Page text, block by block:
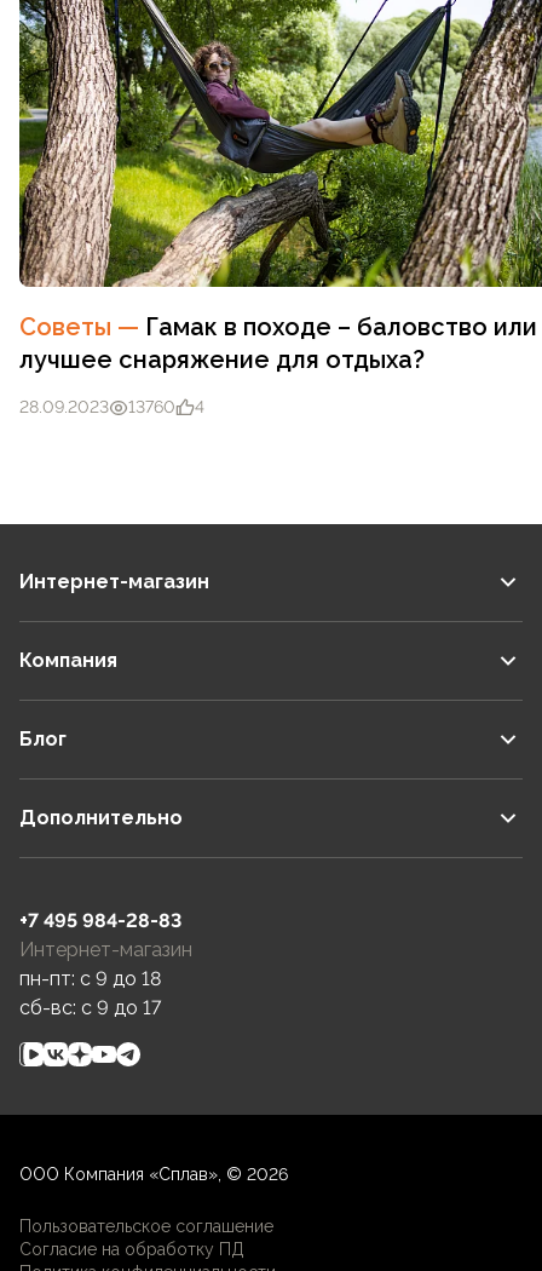
Советы — Гамак в походе – баловство или
лучшее снаряжение для отдыха?
28.09.2023 13760 4
Интернет-магазин
Компания
Блог
Дополнительно
+7 495 984-28-83
Интернет-магазин
пн-пт: c 9 до 18
сб-вс: c 9 до 17
ООО Компания «Сплав», © 2026
Пользовательское соглашение
Согласие на обработку ПД